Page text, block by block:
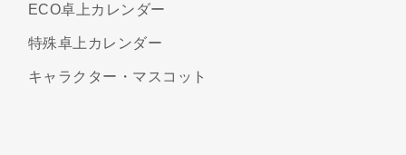
ECO卓上カレンダー
特殊卓上カレンダー
キャラクター・マスコット